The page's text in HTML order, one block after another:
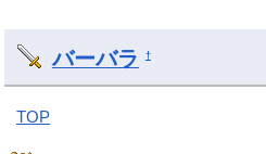
バーバラ †
TOP